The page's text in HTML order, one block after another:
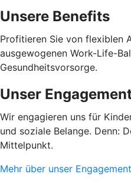
Unsere Benefits
Profitieren Sie von flexiblen
ausgewogenen Work-Life-
Gesundheitsvorsorge.
Unser
Wir engagieren uns für
und soziale Belange. Denn:
Mittelpunkt.
Mehr über unser